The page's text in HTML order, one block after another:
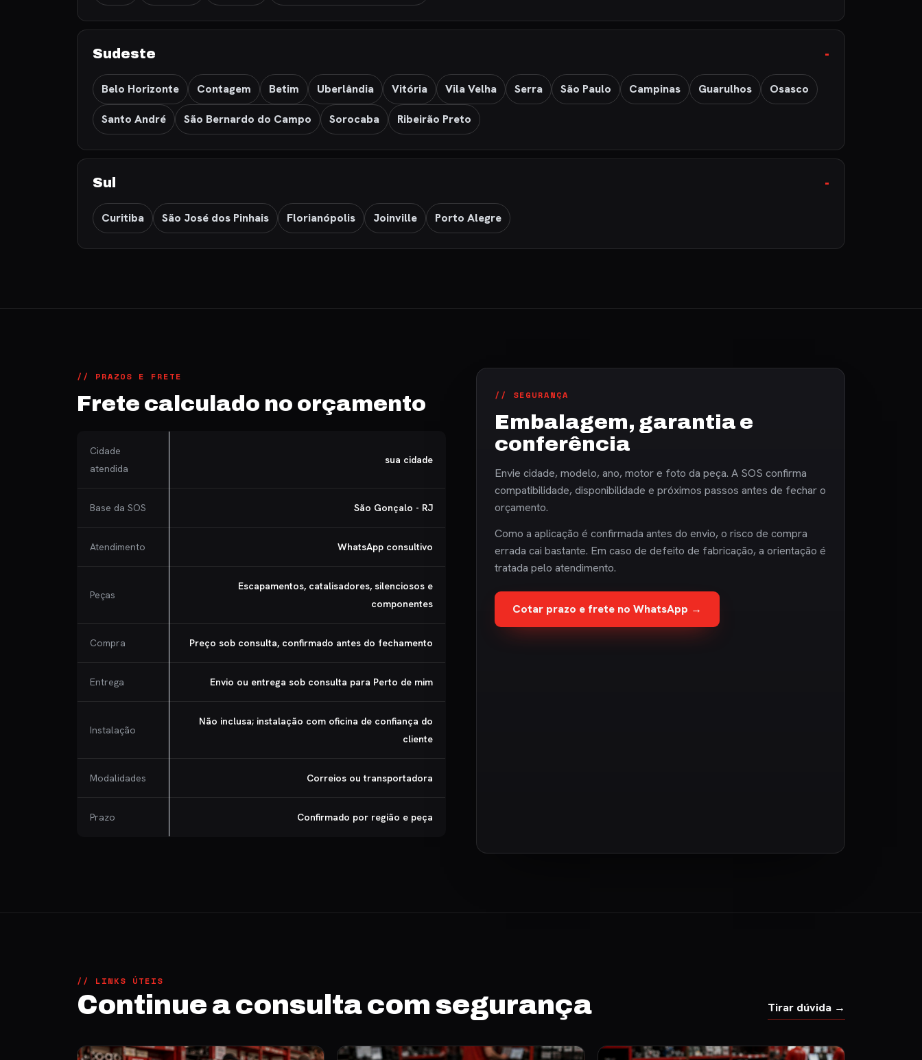
Sudeste
Belo Horizonte Contagem Betim Uberlândia Vitória Vila Velha Serra São Paulo Campinas Guarulhos Osasco
Santo André São Bernardo do Campo Sorocaba Ribeirão Preto
Sul
Curitiba São José dos Pinhais Florianópolis Joinville Porto Alegre
// PRAZOS E FRETE
Frete calculado no orçamento
Cidade
atendida
sua cidade
Base da SOS São Gonçalo - RJ
Atendimento WhatsApp consultivo
Peças
Escapamentos, catalisadores, silenciosos e
componentes
Compra Preço sob consulta, confirmado antes do fechamento
Entrega Envio ou entrega sob consulta para Perto de mim
Instalação
Não inclusa; instalação com oficina de confiança do
cliente
Modalidades Correios ou transportadora
Prazo Confirmado por região e peça
// SEGURANÇA
Embalagem, garantia e
conferência
Envie cidade, modelo, ano, motor e foto da peça. A SOS confirma
compatibilidade, disponibilidade e próximos passos antes de fechar o
orçamento.
Como a aplicação é confirmada antes do envio, o risco de compra
errada cai bastante. Em caso de defeito de fabricação, a orientação é
tratada pelo atendimento.
Cotar prazo e frete no WhatsApp →
// LINKS ÚTEIS
Continue a consulta com segurança Tirar dúvida →